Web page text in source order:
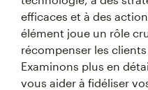
efficaces et à des
élément joue un rôle
récompenser les
Examinons plus en
vous aider à fidéliser